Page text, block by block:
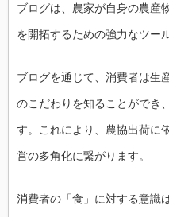
ブログは、農家が自身の農産
を開拓するための強力なツー
ブログを通じて、消費者は生
のこだわりを知ることができ
す。これにより、農協出荷に
営の多角化に繋がります。
消費者の「食」に対する意識